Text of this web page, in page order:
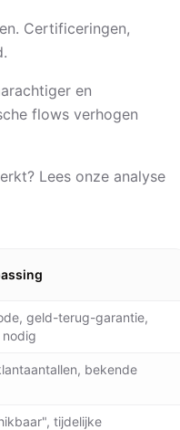
Certificeringen,
en
flows verhogen
Lees onze analyse
geld-terug-garantie,
bekende
tijdelijke